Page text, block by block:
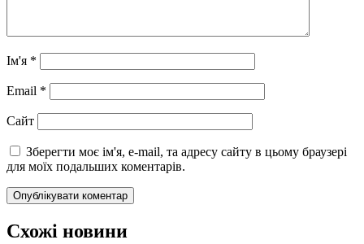
Ім'я *
Email *
Сайт
Зберегти моє ім'я, e-mail, та адресу сайту в цьому браузері
для моїх подальших коментарів.
Схожі новини